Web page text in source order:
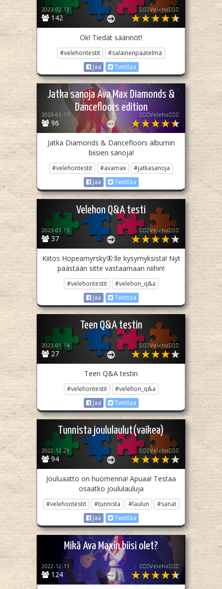
142
2023-02-13 🧙🏻‍♀️Veleho🧙🏻‍♀️
Ok! Tiedät säännöt!
#velehontestit
#salainenpäätelmä
Jaa
Twiittaa
Jatka sanoja Ava Max Diamonds &
Dancefloors edition
96
2023-01-17 🧙🏻‍♀️Veleho🧙🏻‍♀️
Jatka Diamonds & Dancefloors albumin
biisien sanoja!
#velehontestit #avamax
#jatkasanoja
Jaa
Twiittaa
Velehon Q&A testi
37
2023-01-15 🧙🏻‍♀️Veleho🧙🏻‍♀️
Kiitos Hopeamyrsky🦋:lle kysymyksistä! Nyt
päästään sitte vastaamaan niihin!
#velehontestit
#velehon_q&a
Jaa
Twiittaa
Teen Q&A testin
27
2023-01-14 🧙🏻‍♀️Veleho🧙🏻‍♀️
Teen Q&A testin
#velehontestit
#velehon_q&a
Jaa
Twiittaa
Tunnista joululaulut(vaikea)
94
2022-12-23 🧙🏻‍♀️Veleho🧙🏻‍♀️
Jouluaatto on huomenna! Apuaa! Testaa
osaatko joululauluja
#velehontestit #tunnista #laulun
#sanat
Jaa
Twiittaa
Mikä Ava Maxin biisi olet?
124
2022-12-13 🧙🏻‍♀️Veleho🧙🏻‍♀️